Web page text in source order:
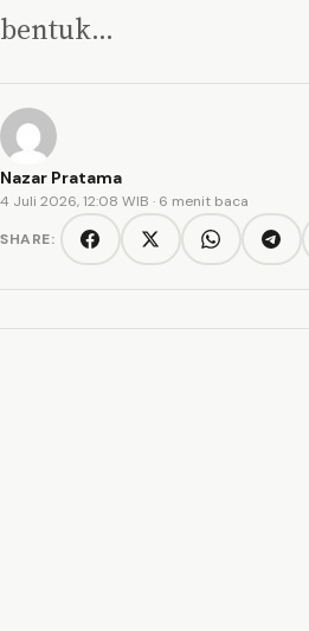
bentuk…
Nazar Pratama
4 Juli 2026, 12:08 WIB · 6 menit baca
SHARE:
FacebookTwitter/XWhatsApp